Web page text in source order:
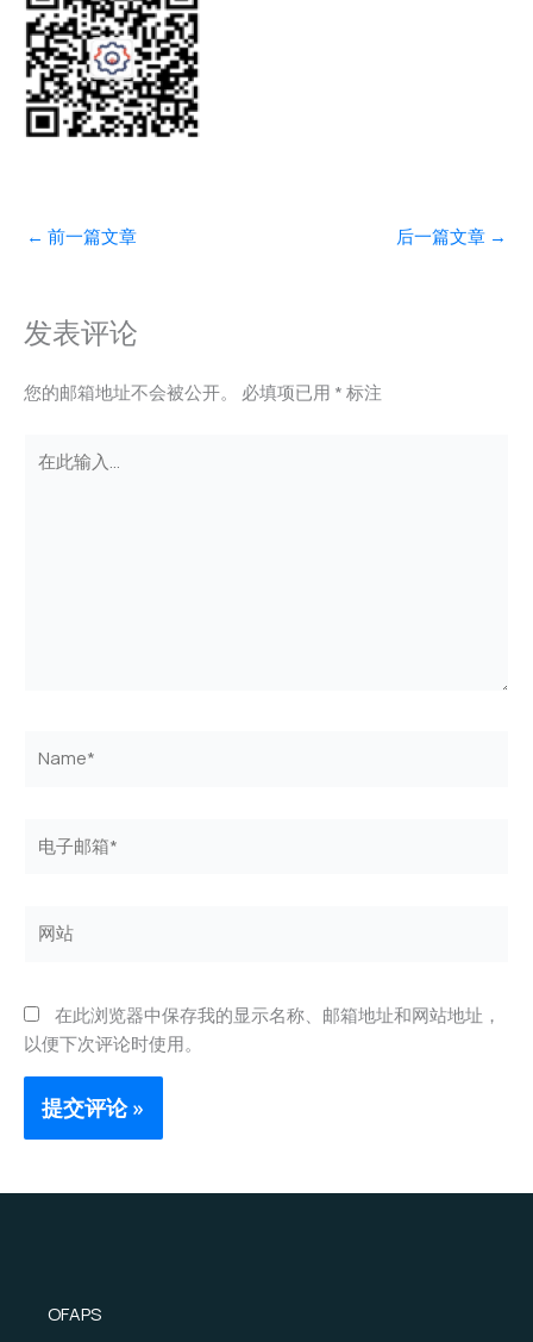
← 前一篇文章 后一篇文章 →
发表评论
您的邮箱地址不会被公开。 必填项已用 *标注
子
站
在此浏览器中保存我的显示名称、邮箱地址和网站地址，
以便下次评论时使用。
OFAPS